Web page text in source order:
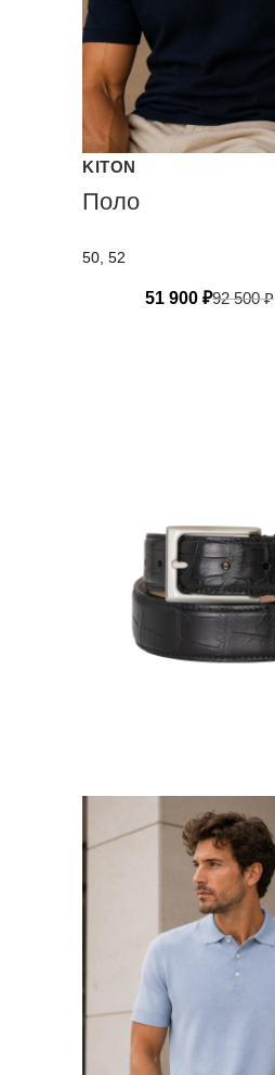
KITON
Поло
50, 52
51 900₽92 500₽